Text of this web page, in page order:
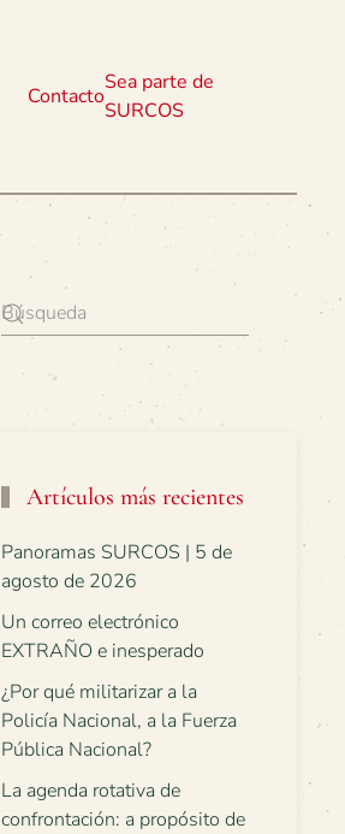
Contacto
Sea parte de
SURCOS
Artículos más recientes
Panoramas SURCOS | 5 de
agosto de 2026
Un correo electrónico
EXTRAÑO e inesperado
¿Por qué militarizar a la
Policía Nacional, a la Fuerza
Pública Nacional?
La agenda rotativa de
confrontación: a propósito de